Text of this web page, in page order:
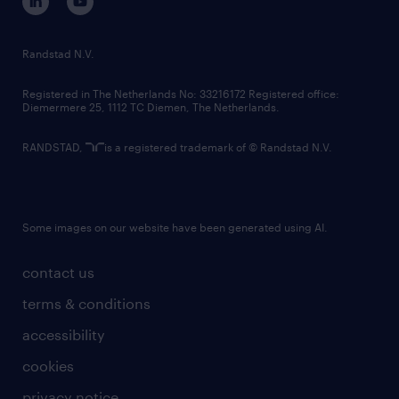
randstad innovation fund
country websites
contact us
terms & conditions
accessibility
cookies
Randstad N.V.
Registered in The Netherlands No: 33216172 Registered office:
Diemermere 25, 1112 TC Diemen, The Netherlands.
RANDSTAD, is a registered trademark of © Randstad N.V.
Some images on our website have been generated using AI.